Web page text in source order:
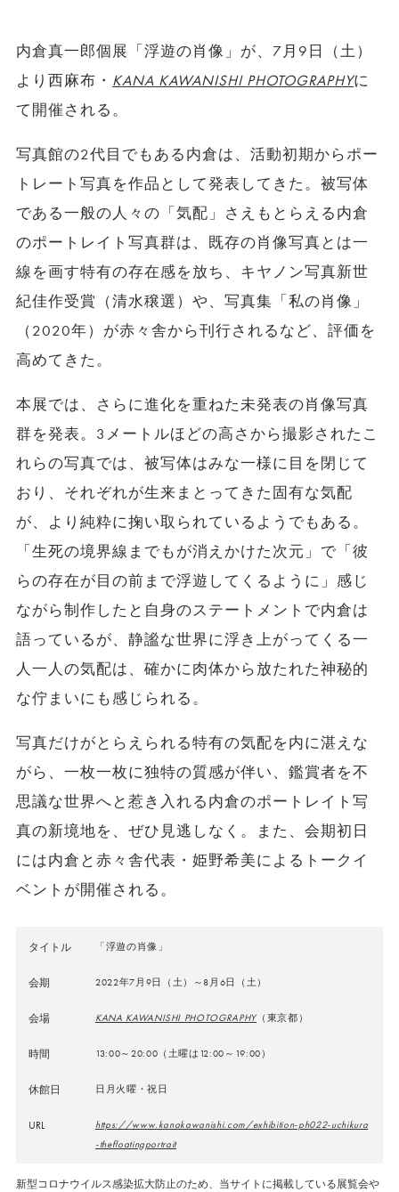
内倉真一郎個展「浮遊の肖像」が、7月9日（土）
より西麻布・ KANA KAWANISHI PHOTOGRAPHYに
て開催される。
写真館の2代目でもある内倉は、活動初期からポー
トレート写真を作品として発表してきた。被写体
である一般の人々の「気配」さえもとらえる内倉
のポートレイト写真群は、既存の肖像写真とは一
線を画す特有の存在感を放ち、キヤノン写真新世
紀佳作受賞（清水穣選）や、写真集「私の肖像」
（2020年）が赤々舎から刊行されるなど、評価を
高めてきた。
本展では、さらに進化を重ねた未発表の肖像写真
群を発表。3メートルほどの高さから撮影されたこ
れらの写真では、被写体はみな一様に目を閉じて
おり、それぞれが生来まとってきた固有な気配
が、より純粋に掬い取られているようでもある。
「生死の境界線までもが消えかけた次元」で「彼
らの存在が目の前まで浮遊してくるように」感じ
ながら制作したと自身のステートメントで内倉は
語っているが、静謐な世界に浮き上がってくる一
人一人の気配は、確かに肉体から放たれた神秘的
な佇まいにも感じられる。
写真だけがとらえられる特有の気配を内に湛えな
がら、一枚一枚に独特の質感が伴い、鑑賞者を不
思議な世界へと惹き入れる内倉のポートレイト写
真の新境地を、ぜひ見逃しなく。また、会期初日
には内倉と赤々舎代表・姫野希美によるトークイ
ベントが開催される。
タイトル 「浮遊の肖像」
会期 2022年7月9日（土）～8月6日（土）
会場 KANA KAWANISHI PHOTOGRAPHY（東京都）
時間 13:00～20:00（土曜は12:00～19:00）
休館日 日月火曜・祝日
URL
https://www.kanakawanishi.com/exhibition-ph022-uchikura
-thefloatingportrait
新型コロナウイルス感染拡大防止のため、当サイトに掲載している展覧会や